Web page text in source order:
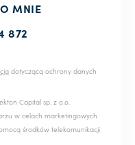
MNIE
872
dotyczącą ochrony danych
Capital sp. z o.o.
w celach marketingowych
środków telekomunikacji